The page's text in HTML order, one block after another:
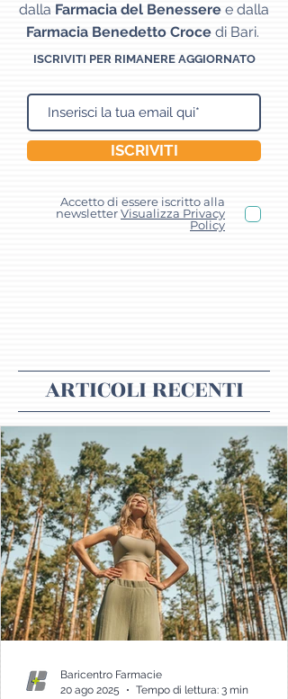
dalla Farmacia del Benessere e dalla
Farmacia Benedetto Croce di Bari.
ISCRIVITI PER RIMANERE AGGIORNATO
ISCRIVITI
Accetto di essere iscritto alla
newsletterVisualizza Privacy
Policy
ARTICOLI RECENTI
Baricentro Farmacie
20 ago 2025
Tempo di lettura: 3 min